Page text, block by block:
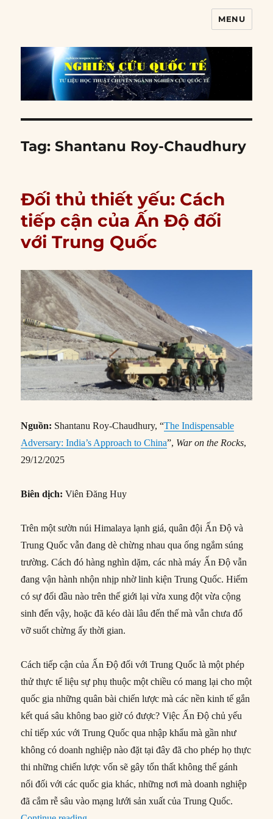
MENU
Tag:Shantanu Roy-Chaudhury
Đối thủ thiết yếu: Cách
tiếp cận của Ấn Độ đối
với Trung Quốc
Nguồn: Shantanu Roy-Chaudhury, “The Indispensable
Adversary: India’s Approach to China”, War on the Rocks,
29/12/2025
Biên dịch:Viên Đăng Huy
Trên một sườn núi Himalaya lạnh giá, quân đội Ấn Độ và
Trung Quốc vẫn đang dè chừng nhau qua ống ngắm súng
trường. Cách đó hàng nghìn dặm, các nhà máy Ấn Độ vẫn
đang vận hành nhộn nhịp nhờ linh kiện Trung Quốc. Hiếm
có sự đối đầu nào trên thế giới lại vừa xung đột vừa cộng
sinh đến vậy, hoặc đã kéo dài lâu đến thế mà vẫn chưa đổ
vỡ suốt chừng ấy thời gian.
Cách tiếp cận của Ấn Độ đối với Trung Quốc là một phép
thử thực tế liệu sự phụ thuộc một chiều có mang lại cho một
quốc gia những quân bài chiến lược mà các nền kinh tế gắn
kết quá sâu không bao giờ có được? Việc Ấn Độ chủ yếu
chỉ tiếp xúc với Trung Quốc qua nhập khẩu mà gần như
không có doanh nghiệp nào đặt tại đây đã cho phép họ thực
thi những chiến lược vốn sẽ gây tổn thất không thể gánh
nổi đối với các quốc gia khác, những nơi mà doanh nghiệp
đã cắm rễ sâu vào mạng lưới sản xuất của Trung Quốc.